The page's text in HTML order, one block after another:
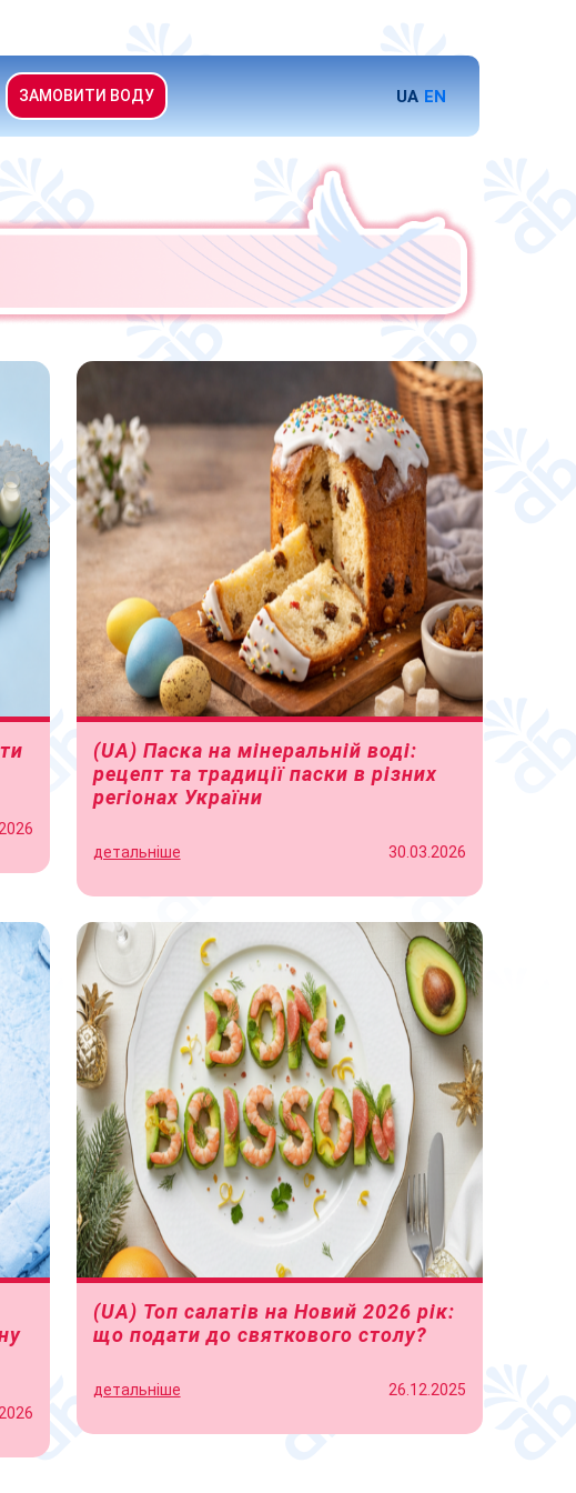
ЗАМОВИТИ ВОДУ UA EN
(UA) Паска на мінеральній воді:
рецепт та традиції паски в різних
регіонах України
детальніше 30.03.2026
(UA) Топ салатів на Новий 2026 рік:
що подати до святкового столу?
детальніше 26.12.2025